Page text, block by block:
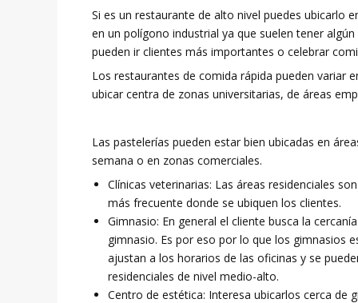
Si es un restaurante de alto nivel puedes ubicarlo
en un polígono industrial ya que suelen tener
pueden ir clientes más importantes o celebrar
Los restaurantes de comida rápida pueden variar
ubicar centra de zonas universitarias, de áreas
Las pastelerías pueden estar bien ubicadas en
semana o en zonas comerciales.
Clínicas veterinarias: Las áreas residenciales
más frecuente donde se ubiquen los clientes.
Gimnasio: En general el cliente busca la
gimnasio. Es por eso por lo que los gimnasios
ajustan a los horarios de las oficinas y se
residenciales de nivel medio-alto.
Centro de estética: Interesa ubicarlos cerca de